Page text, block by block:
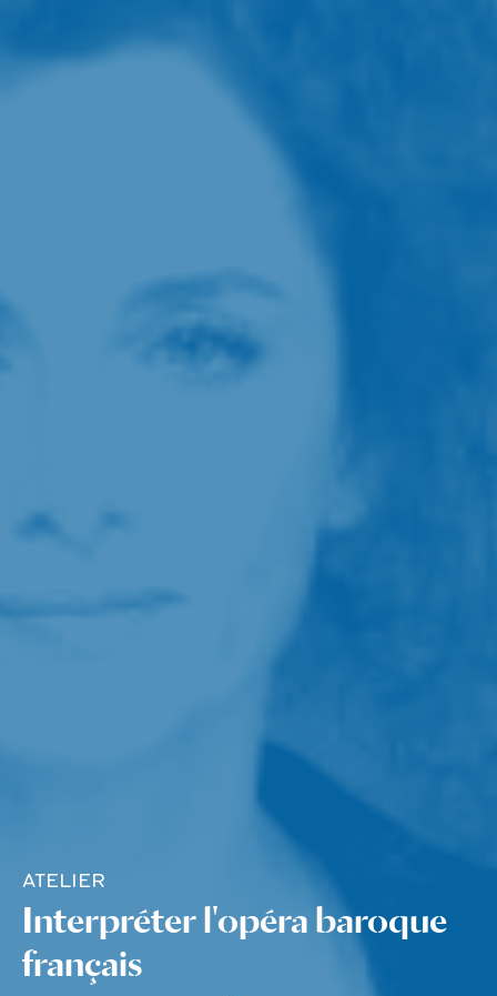
ATELIER
Interpréter l'opéra baroque
français